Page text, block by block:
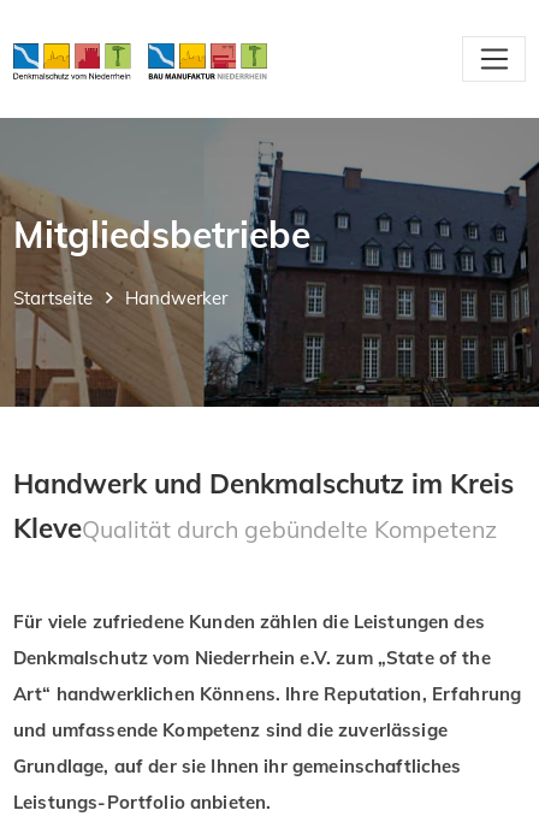
Mitgliedsbetriebe
Startseite Handwerker
Handwerk und Denkmalschutz im Kreis
KleveQualität durch gebündelte Kompetenz
Für viele zufriedene Kunden zählen die Leistungen des
Denkmalschutz vom Niederrhein e.V. zum „State of the
Art“ handwerklichen Könnens. Ihre Reputation, Erfahrung
und umfassende Kompetenz sind die zuverlässige
Grundlage, auf der sie Ihnen ihr gemeinschaftliches
Leistungs-Portfolio anbieten.